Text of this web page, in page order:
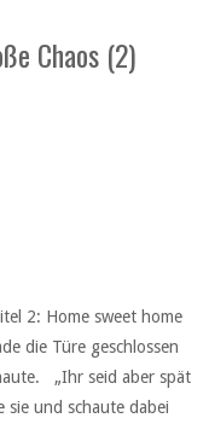
Chaos (2)
2: Home sweet home
die Türe geschlossen
„Ihr seid aber spät
sie und schaute dabei